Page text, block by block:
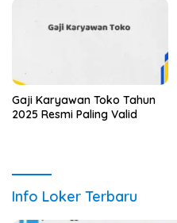
Gaji Karyawan Toko Tahun
2025 Resmi Paling Valid
Info Loker Terbaru